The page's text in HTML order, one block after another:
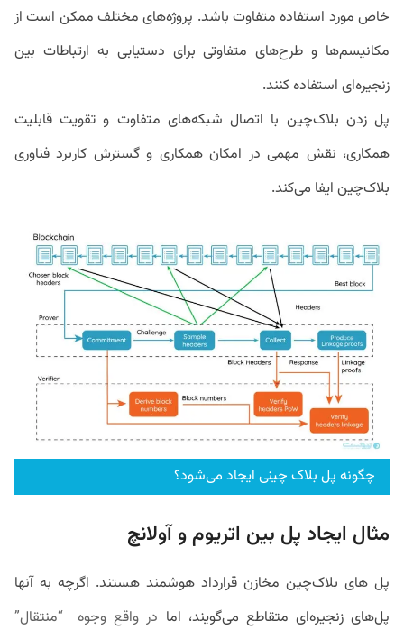
خاص مورد استفاده متفاوت باشد. پروژه‌های مختلف ممکن است از
مکانیسم‌ها و طرح‌های متفاوتی برای دستیابی به ارتباطات بین
زنجیره‌ای استفاده کنند.
پل زدن بلاک‌چین با اتصال شبکه‌های متفاوت و تقویت قابلیت
همکاری، نقش مهمی در امکان همکاری و گسترش کاربرد فناوری
بلاک‌چین ایفا می‌کند.
چگونه پل بلاک چینی ایجاد می‌شود؟
مثال ایجاد پل بین اتریوم و آولانچ
پل های بلاک‌چین مخازن قرارداد هوشمند هستند. اگرچه به آنها
پل‌های زنجیره‌ای متقاطع می‌گویند، اما در واقعوجوه “منتقال”